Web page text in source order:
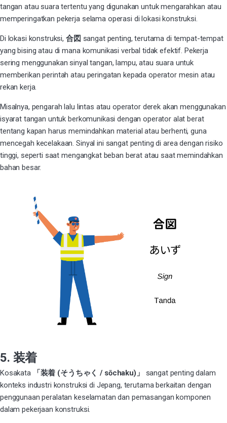
tangan atau suara tertentu yang digunakan untuk mengarahkan atau
memperingatkan pekerja selama operasi di lokasi konstruksi.
Di lokasi konstruksi, 合図 sangat penting, terutama di tempat-tempat
yang bising atau di mana komunikasi verbal tidak efektif. Pekerja
sering menggunakan sinyal tangan, lampu, atau suara untuk
memberikan perintah atau peringatan kepada operator mesin atau
rekan kerja.
Misalnya, pengarah lalu lintas atau operator derek akan menggunakan
isyarat tangan untuk berkomunikasi dengan operator alat berat
tentang kapan harus memindahkan material atau berhenti, guna
mencegah kecelakaan. Sinyal ini sangat penting di area dengan risiko
tinggi, seperti saat mengangkat beban berat atau saat memindahkan
bahan besar.
5. 装着
Kosakata 「装着 (そうちゃく / sōchaku)」
sangat penting dalam
konteks industri konstruksi di Jepang, terutama berkaitan dengan
penggunaan peralatan keselamatan dan pemasangan komponen
dalam pekerjaan konstruksi.